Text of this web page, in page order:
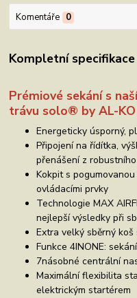
Komentáře 0
Kompletní specifikace
Prémiové sekání s
trávu solo® by AL-
Energeticky úsporný,
Připojení na řídítka,
přenášení z
Kokpit s
ovládacími prvky
Technologie MAX
nejlepší výsledky při
Extra velký sběrný
Funkce 4INONE:
7násobné centrální
Maximální flexibilita
elektrickým startérem